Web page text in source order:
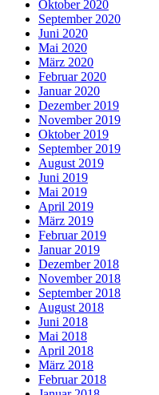
Oktober 2020
September 2020
Juni 2020
Mai 2020
März 2020
Februar 2020
Januar 2020
Dezember 2019
November 2019
Oktober 2019
September 2019
August 2019
Juni 2019
Mai 2019
April 2019
März 2019
Februar 2019
Januar 2019
Dezember 2018
November 2018
September 2018
August 2018
Juni 2018
Mai 2018
April 2018
März 2018
Februar 2018